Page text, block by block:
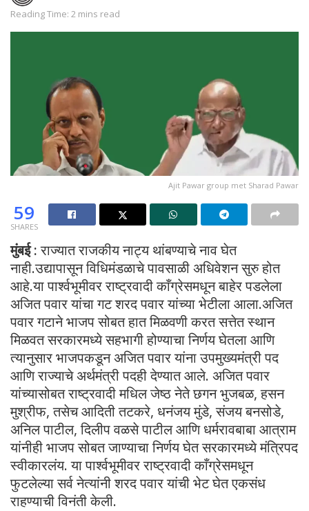
Reading Time: 2 mins read
Ajit Pawar group met Sharad Pawar
59
SHARES
मुंबई :राज्यात राजकीय नाट्य थांबण्याचे नाव घेत
नाही.उद्यापासून विधिमंडळाचे पावसाळी अधिवेशन सुरु होत
आहे.या पार्श्वभूमीवर राष्ट्रवादी काँग्रेसमधून बाहेर पडलेला
अजित पवार यांचा गट शरद पवार यांच्या भेटीला आला.अजित
पवार गटाने भाजप सोबत हात मिळवणी करत सत्तेत स्थान
मिळवत सरकारमध्ये सहभागी होण्याचा निर्णय घेतला आणि
त्यानुसार भाजपकडून अजित पवार यांना उपमुख्यमंत्री पद
आणि राज्याचे अर्थमंत्री पदही देण्यात आले. अजित पवार
यांच्यासोबत राष्ट्रवादी मधिल जेष्ठ नेते छगन भुजबळ, हसन
मुश्रीफ, तसेच आदिती तटकरे, धनंजय मुंडे, संजय बनसोडे,
अनिल पाटील, दिलीप वळसे पाटील आणि धर्मरावबाबा आत्राम
यांनीही भाजप सोबत जाण्याचा निर्णय घेत सरकारमध्ये मंत्रिपद
स्वीकारलंय. या पार्श्वभूमीवर राष्ट्रवादी काँग्रेसमधून
फुटलेल्या सर्व नेत्यांनी शरद पवार यांची भेट घेत एकसंध
राहण्याची विनंती केली.